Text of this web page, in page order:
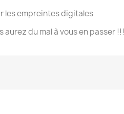
les empreintes digitales
aurez du mal à vous en passer !!!